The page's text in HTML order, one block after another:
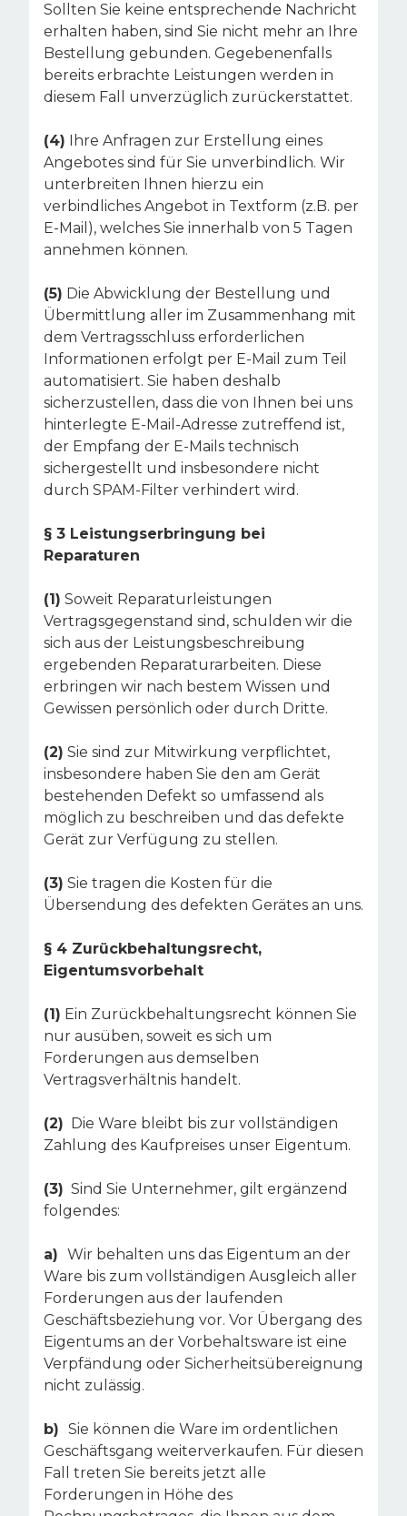
Sollten Sie keine entsprechende Nachricht
erhalten haben, sind Sie nicht mehr an Ihre
Bestellung gebunden. Gegebenenfalls
bereits erbrachte Leistungen werden in
diesem Fall unverzüglich zurückerstattet.
(4) Ihre Anfragen zur Erstellung eines
Angebotes sind für Sie unverbindlich. Wir
unterbreiten Ihnen hierzu ein
verbindliches Angebot in Textform (z.B. per
E-Mail), welches Sie innerhalb von 5 Tagen
annehmen können.
(5) Die Abwicklung der Bestellung und
Übermittlung aller im Zusammenhang mit
dem Vertragsschluss erforderlichen
Informationen erfolgt per E-Mail zum Teil
automatisiert. Sie haben deshalb
sicherzustellen, dass die von Ihnen bei uns
hinterlegte E-Mail-Adresse zutreffend ist,
der Empfang der E-Mails technisch
sichergestellt und insbesondere nicht
durch SPAM-Filter verhindert wird.
§ 3 Leistungserbringung bei
Reparaturen
(1) Soweit Reparaturleistungen
Vertragsgegenstand sind, schulden wir die
sich aus der Leistungsbeschreibung
ergebenden Reparaturarbeiten. Diese
erbringen wir nach bestem Wissen und
Gewissen persönlich oder durch Dritte.
(2) Sie sind zur Mitwirkung verpflichtet,
insbesondere haben Sie den am Gerät
bestehenden Defekt so umfassend als
möglich zu beschreiben und das defekte
Gerät zur Verfügung zu stellen.
(3) Sie tragen die Kosten für die
Übersendung des defekten Gerätes an uns.
§ 4 Zurückbehaltungsrecht,
Eigentumsvorbehalt
(1) Ein Zurückbehaltungsrecht können Sie
nur ausüben, soweit es sich um
Forderungen aus demselben
Vertragsverhältnis handelt.
(2) Die Ware bleibt bis zur vollständigen
Zahlung des Kaufpreises unser Eigentum.
(3) Sind Sie Unternehmer, gilt ergänzend
folgendes:
a) Wir behalten uns das Eigentum an der
Ware bis zum vollständigen Ausgleich aller
Forderungen aus der laufenden
Geschäftsbeziehung vor. Vor Übergang des
Eigentums an der Vorbehaltsware ist eine
Verpfändung oder Sicherheitsübereignung
nicht zulässig.
b) Sie können die Ware im ordentlichen
Geschäftsgang weiterverkaufen. Für diesen
Fall treten Sie bereits jetzt alle
Forderungen in Höhe des